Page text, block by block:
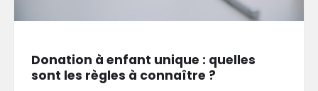
Donation à enfant unique : quelles
sont les règles à connaître ?